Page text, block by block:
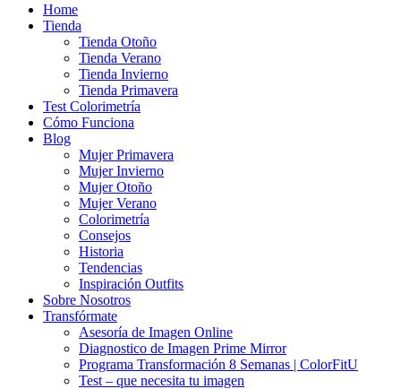
Home
Tienda
Tienda Otoño
Tienda Verano
Tienda Invierno
Tienda Primavera
Test Colorimetría
Cómo Funciona
Blog
Mujer Primavera
Mujer Invierno
Mujer Otoño
Mujer Verano
Colorimetría
Consejos
Historia
Tendencias
Inspiración Outfits
Sobre Nosotros
Transfórmate
Asesoría de Imagen Online
Diagnostico de Imagen Prime Mirror
Programa Transformación 8 Semanas | ColorFitU
Test – que necesita tu imagen